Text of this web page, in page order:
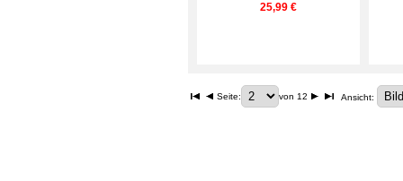
25,99 €
Seite: von 12 Ansicht: